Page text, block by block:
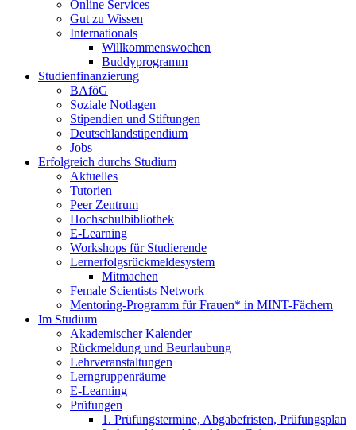
Online Services
Gut zu Wissen
Internationals
Willkommenswochen
Buddyprogramm
Studienfinanzierung
BAföG
Soziale Notlagen
Stipendien und Stiftungen
Deutschlandstipendium
Jobs
Erfolgreich durchs Studium
Aktuelles
Tutorien
Peer Zentrum
Hochschulbibliothek
E-Learning
Workshops für Studierende
Lernerfolgsrückmeldesystem
Mitmachen
Female Scientists Network
Mentoring-Programm für Frauen* in MINT-Fächern
Im Studium
Akademischer Kalender
Rückmeldung und Beurlaubung
Lehrveranstaltungen
Lerngruppenräume
E-Learning
Prüfungen
1. Prüfungstermine, Abgabefristen, Prüfungsplan